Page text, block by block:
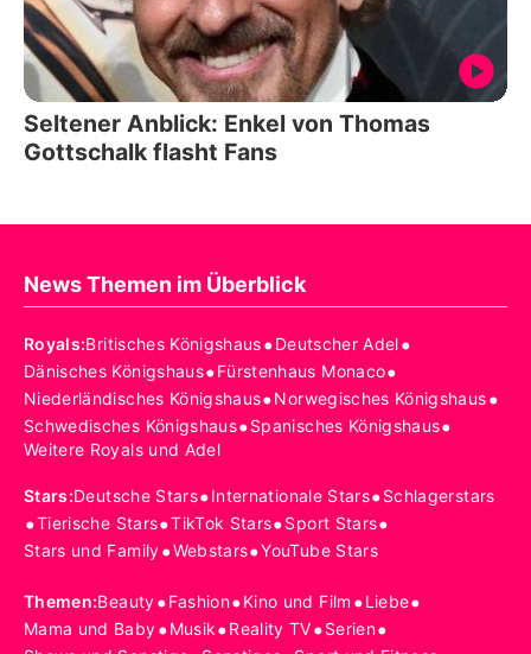
Seltener Anblick: Enkel von Thomas
Gottschalk flasht Fans
News Themen im Überblick
Royals:Britisches Königshaus•Deutscher Adel•
Dänisches Königshaus•Fürstenhaus Monaco•
Niederländisches Königshaus•Norwegisches Königshaus•
Schwedisches Königshaus•Spanisches Königshaus•
Weitere Royals und Adel
Stars:Deutsche Stars•Internationale Stars•Schlagerstars
•Tierische Stars•TikTok Stars•Sport Stars•
Stars und Family•Webstars•YouTube Stars
Themen:Beauty•Fashion•Kino und Film •Liebe•
Mama und Baby•Musik•Reality TV•Serien•